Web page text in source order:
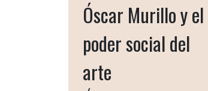
Óscar Murillo y el
poder social del
arte